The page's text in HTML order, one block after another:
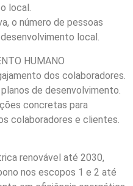
local.
o número de pessoas
local.
HUMANO
dos colaboradores.
de desenvolvimento.
concretas para
colaboradores e clientes.
renovável até 2030,
nos escopos 1 e 2 até